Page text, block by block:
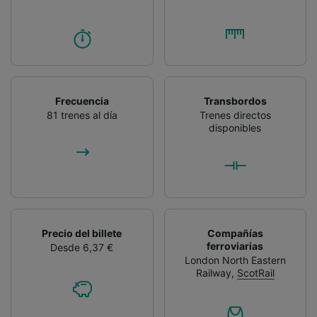
Frecuencia
81 trenes al día
Transbordos
Trenes directos
disponibles
Precio del billete
Desde 6,37 €
Compañías
ferroviarias
London North Eastern
Railway, ScotRail